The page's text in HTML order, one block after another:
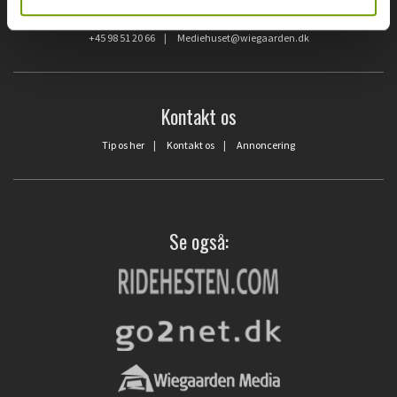
+45 98 51 20 66| Mediehuset@wiegaarden.dk
Kontakt os
Tip os her | Kontakt os | Annoncering
Se også: